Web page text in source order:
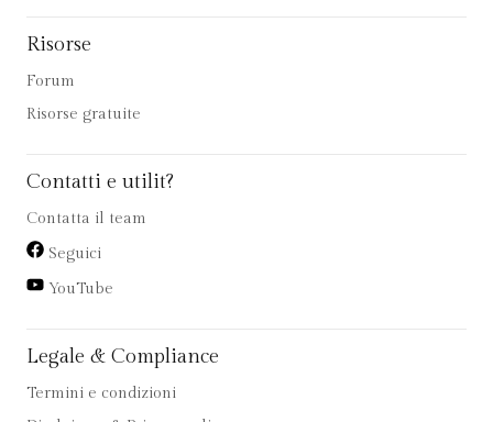
Risorse
Forum
Risorse gratuite
Contatti e utilit?
Contatta il team
Seguici
YouTube
Legale & Compliance
Termini e condizioni